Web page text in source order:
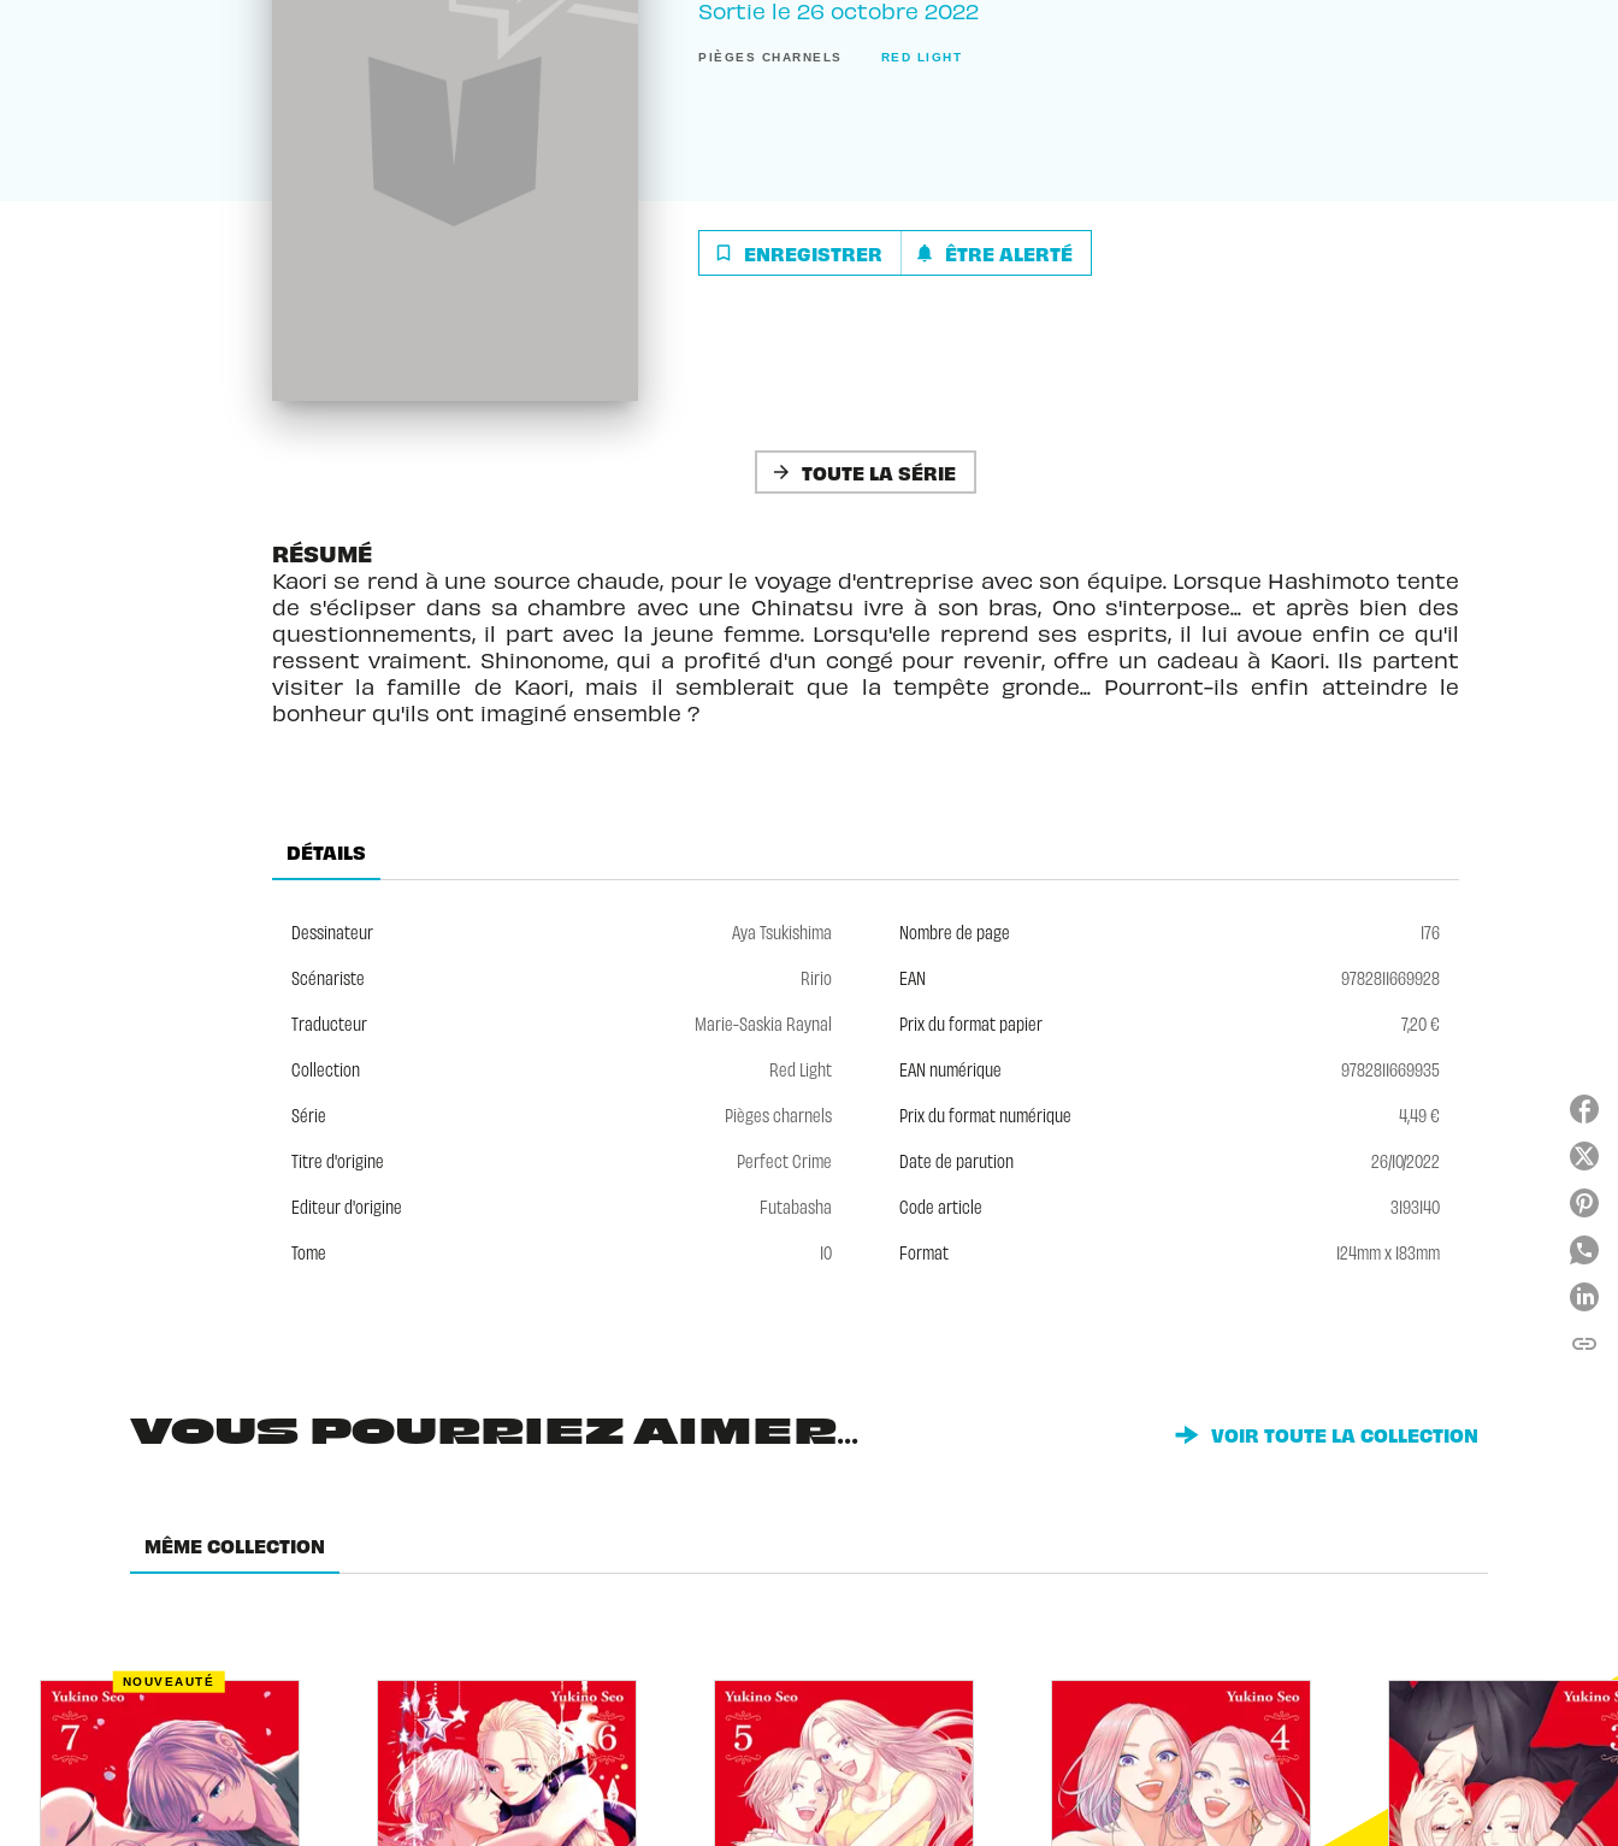
Sortie le 26 octobre 2022
PIÈGES CHARNELS RED LIGHT
bookmark_border ENREGISTRER notifications ÊTRE ALERTÉ
arrow_forward TOUTE LA SÉRIE
RÉSUMÉ
Kaori se rend à une source chaude, pour le voyage d'entreprise avec son équipe. Lorsque Hashimoto tente
de s'éclipser dans sa chambre avec une Chinatsu ivre à son bras, Ono s'interpose... et après bien des
questionnements, il part avec la jeune femme. Lorsqu'elle reprend ses esprits, il lui avoue enfin ce qu'il
ressent vraiment. Shinonome, qui a profité d'un congé pour revenir, offre un cadeau à Kaori. Ils partent
visiter la famille de Kaori, mais il semblerait que la tempête gronde... Pourront-ils enfin atteindre le
bonheur qu'ils ont imaginé ensemble ?
DÉTAILS
Dessinateur
Aya Tsukishima
Scénariste
Ririo
Traducteur
Marie-Saskia Raynal
Collection
Red Light
Série
Pièges charnels
Titre d'origine
Perfect Crime
Editeur d'origine
Futabasha
Tome
10
Nombre de page
176
EAN
9782811669928
Prix du format papier
7,20 €
EAN numérique
9782811669935
Prix du format numérique
4,49 €
Date de parution
26/10/2022
Code article
3193140
Format
124mm x 183mm
VOUS POURRIEZ AIMER... VOIR TOUTE LA COLLECTION
MÊME COLLECTION
NOUVEAUTÉ
link